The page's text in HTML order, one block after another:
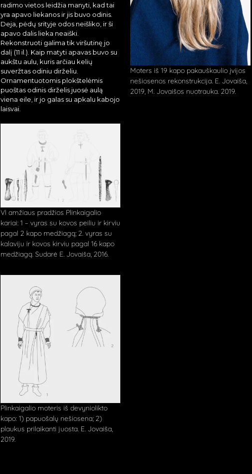
radimo vietos leidžia manyti, kad tai
yra apavo liekanos ir jis buvo odinis.
Deja, pėdų srityje odos neišliko, ir ši
apavo dalis lieka neaiški.
Rekonstruoti galima tik viršutinę jo
dalį (11 il.). Kaip matyti apavas buvo su
aukštu aulu, kuris arčiau kelių
suveržtas odiniu dirželiu.
Ornamentuotomis plokštelėmis
puoštas odinis dirželis juosė aulą
viena eile, ir jo galas su apkalu kabojo
laisvai.
VI amžiaus pradžios Plinkaigalio
kariai: 1 – vyras su kovos peiliu ir kirviu
pagal 2 kapo medžiagą; 2. vyras su
kalaviju ir kovos kirviu pagal 16 kapo
medžiagą. Sudarė E. Jovaiša, 2016.
Plinkaigalio moteris iš devyniolikto
kapo: 1) papuošalų nešiosena; 2)
plaukus prilaikanti juosta. E. Jovaiša,
2019.
Moters iš 19 kapo pakauškaulio įvijos
nešiosenos rekonstrukcija. E. Jovaiša,
2019, M. Jovaišos nuotrauka. 2019.